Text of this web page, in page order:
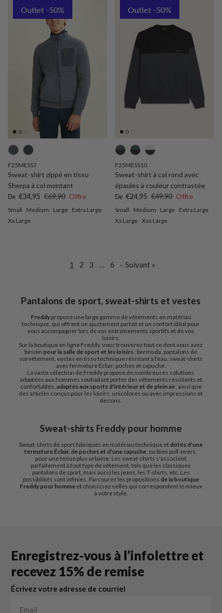
Outlet -50%
F25MESS7
Sweat-shirt zippé en tissu
Sherpa à col montant
Prix soldé
De €34,95 Prix habituel
€69,90 Offre
Small Medium Large Extra Large
Xx Large
Outlet -50%
F25MESS10
Sweat-shirt à col rond avec
épaules à couleur contrastée
Prix soldé
De €24,95 Prix habituel
€49,90 Offre
Small Medium Large Extra Large
Xx Large Xxx Large
1 2 3 … 6 · Suivant »
Pantalons de sport, sweat-shirts et vestes
Freddypropose une large gamme de vêtements en matériau
technique, qui offrent un ajustement parfait et un confort idéal pour
vous accompagner lors de vos entraînements sportifs et de vos
loisirs.
Sur la boutique en ligne Freddy, vous trouverez tout ce dont vous avez
besoin pour la salle de sport et les loisirs : bermuda, pantalons de
survêtement, vestes en tissu technique résistant à l'eau, sweat-shirts
avec fermeture Éclair, poches et capuche.
La vaste sélection de Freddy propose de nombreuses solutions
adaptées aux hommes souhaitant porter des vêtements résistants et
confortables, adaptés aux sports d'intérieur et de plein air, ainsi que
des articles conçus pour les loisirs, unicolores ou avec impressions et
dessins.
Sweat-shirts Freddy pour homme
Sweat-shirts de sport fabriqués en matériau technique et dotés d'une
fermeture Éclair, de poches et d'une capuche, ou bien pull-overs,
pour une tenue plus urbaine. Les sweat-shirts s'associent
parfaitement à tout type de vêtement, tels que les classiques
pantalons de sport, mais aussi les jeans, les T-shirts, etc. Les
possibilités sont infinies. Parcourez les propositions de la boutique
Freddy pour hommeet choisissez celles qui correspondent le mieux
à votre style.
Enregistrez-vous à l’infolettre et
recevez 15% de remise
Écrivez votre adresse de courriel